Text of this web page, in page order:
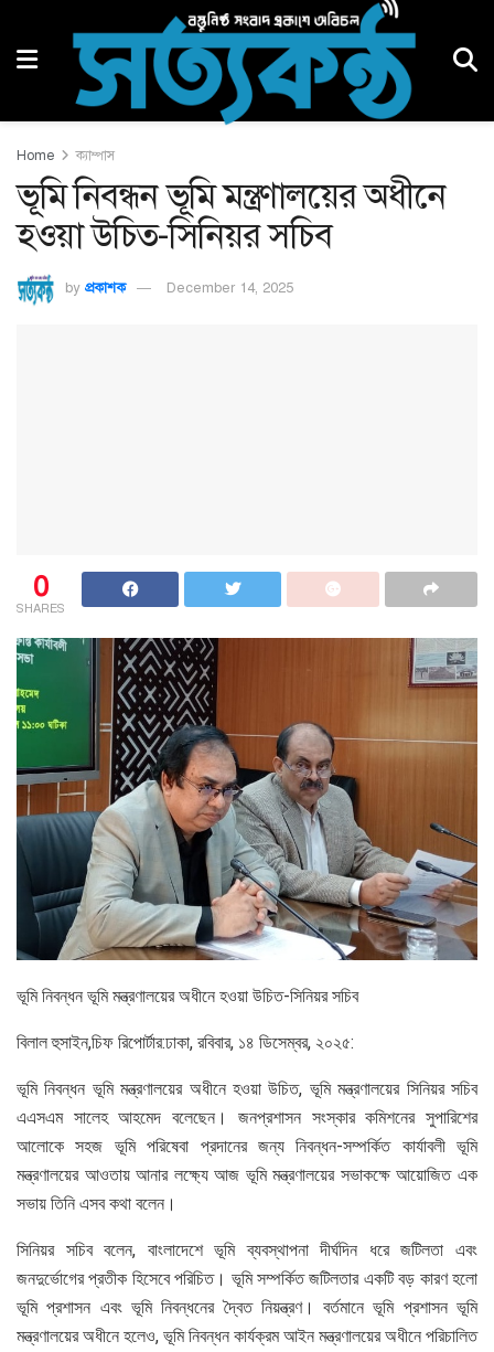
Home ক্যাম্পাস
ভূমি নিবন্ধন ভূমি মন্ত্রণালয়ের অধীনে
হওয়া উচিত-সিনিয়র সচিব
by প্রকাশক December 14, 2025
0
SHARES
ভূমি নিবন্ধন ভূমি মন্ত্রণালয়ের অধীনে হওয়া উচিত-সিনিয়র সচিব
বিলাল হুসাইন,চিফ রিপোর্টার:ঢাকা, রবিবার, ১৪ ডিসেম্বর, ২০২৫:
ভূমি নিবন্ধন ভূমি মন্ত্রণালয়ের অধীনে হওয়া উচিত, ভূমি মন্ত্রণালয়ের সিনিয়র সচিব
এএসএম সালেহ আহমেদ বলেছেন। জনপ্রশাসন সংস্কার কমিশনের সুপারিশের
আলোকে সহজ ভূমি পরিষেবা প্রদানের জন্য নিবন্ধন-সম্পর্কিত কার্যাবলী ভূমি
মন্ত্রণালয়ের আওতায় আনার লক্ষ্যে আজ ভূমি মন্ত্রণালয়ের সভাকক্ষে আয়োজিত এক
সভায় তিনি এসব কথা বলেন।
সিনিয়র সচিব বলেন, বাংলাদেশে ভূমি ব্যবস্থাপনা দীর্ঘদিন ধরে জটিলতা এবং
জনদুর্ভোগের প্রতীক হিসেবে পরিচিত। ভূমি সম্পর্কিত জটিলতার একটি বড় কারণ হলো
ভূমি প্রশাসন এবং ভূমি নিবন্ধনের দ্বৈত নিয়ন্ত্রণ। বর্তমানে ভূমি প্রশাসন ভূমি
মন্ত্রণালয়ের অধীনে হলেও, ভূমি নিবন্ধন কার্যক্রম আইন মন্ত্রণালয়ের অধীনে পরিচালিত